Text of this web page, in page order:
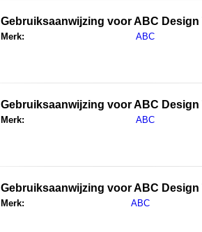
Gebruiksaanwijzing voor ABC Design
Merk: ABC
Gebruiksaanwijzing voor ABC Design
Merk: ABC
Gebruiksaanwijzing voor ABC Design
Merk: ABC